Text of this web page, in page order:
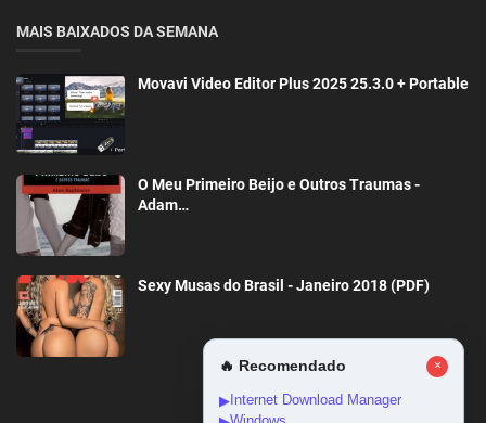
MAIS BAIXADOS DA SEMANA
Movavi Video Editor Plus 2025 25.3.0 + Portable
O Meu Primeiro Beijo e Outros Traumas -
Adam…
Sexy Musas do Brasil - Janeiro 2018 (PDF)
🔥 Recomendado ×
▶ Internet Download Manager